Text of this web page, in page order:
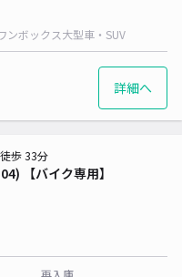
ンボックス大型車・SUV
詳細へ
【バイク専用】
歩 33分
再入庫